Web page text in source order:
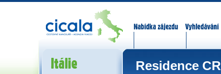
Residence
Itálie